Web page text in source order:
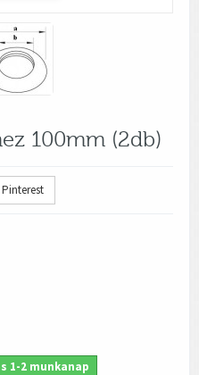
100mm (2db)
Pinterest
1-2 munkanap